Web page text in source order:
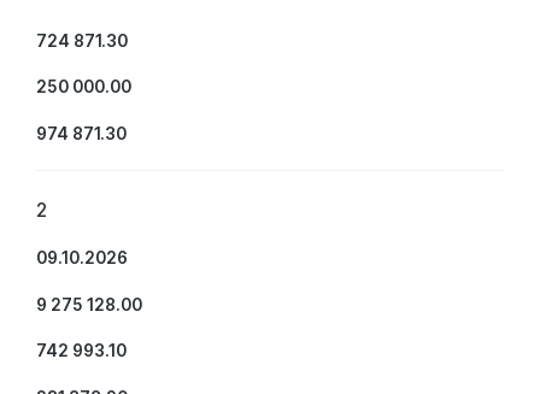
724 871.30
250 000.00
974 871.30
2
09.10.2026
9 275 128.00
742 993.10